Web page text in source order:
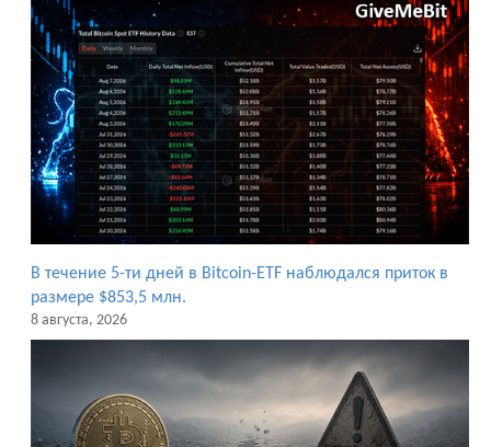
В течение 5-ти дней в Bitcoin-ETF наблюдался приток в
размере $853,5 млн.
8 августа, 2026